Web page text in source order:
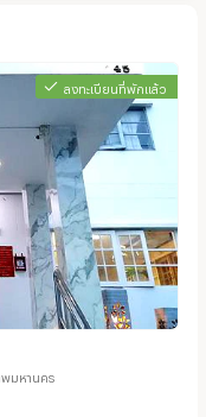
ลงทะเบียนที่พักแล้ว
มหานคร